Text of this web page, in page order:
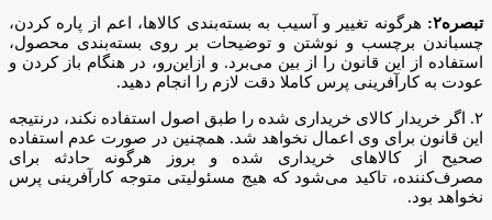
تبصره۲:
هرگونه تغییر و آسیب به بسته‌بندی کالاها، اعم از پاره کردن،
چسباندن برچسب و نوشتن و توضیحات بر روی بسته‌بندی محصول،
استفاده از این قانون را از بین می‌برد. و ازاین‌رو، در هنگام باز کردن و
عودت به کارآفرینی پرس کاملا دقت لازم را انجام دهید.
۲. اگر خریدار کالای خریداری شده را طبق اصول استفاده نکند، درنتیجه
این قانون برای وی اعمال نخواهد شد. همچنین در صورت عدم استفاده
صحیح از کالاهای خریداری شده و بروز هرگونه حادثه برای
مصرف‌کننده، تاکید می‌شود که هیج مسئولیتی متوجه کارآفرینی پرس
نخواهد بود.